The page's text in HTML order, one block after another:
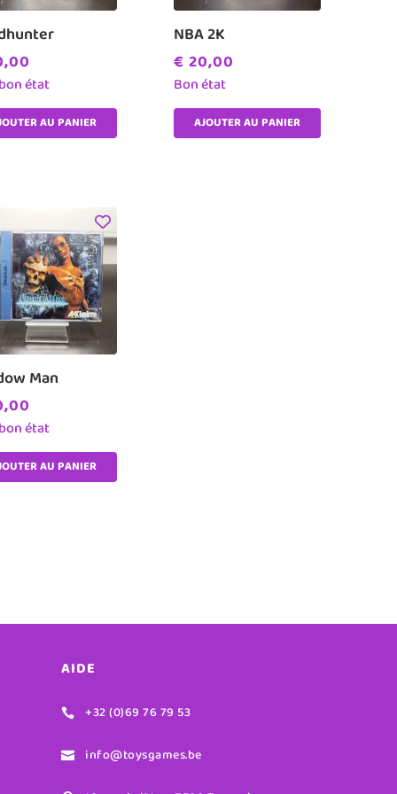
état
AU PANIER
NBA 2K
€ 20,00
Bon état
AJOUTER AU PANIER
Man
état
AU PANIER
AIDE
 +32 (0)69 76 79 53
 info@toysgames.be